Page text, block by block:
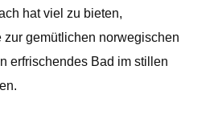
hat viel zu bieten,
gemütlichen norwegischen
erfrischendes Bad im stillen